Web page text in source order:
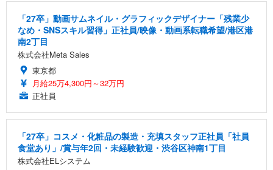
「27卒」動画サムネイル・グラフィックデザイナー「残業少
なめ・SNSスキル習得」正社員/映像・動画系転職希望/港区港
南2丁目
株式会社Meta Sales
東京都
月給25万4,300円～32万円
正社員
「27卒」コスメ・化粧品の製造・充填スタッフ正社員「社員
食堂あり」/賞与年2回・未経験歓迎・渋谷区神南1丁目
株式会社ELシステム